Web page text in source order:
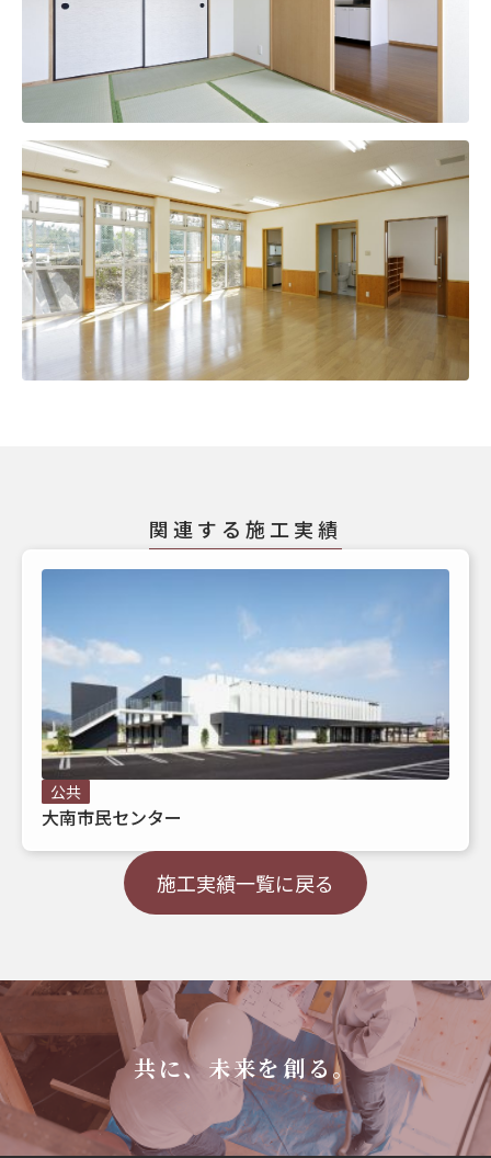
関連する施工実績
公共
大南市民センター
施工実績一覧に戻る
共に、未来を創る。